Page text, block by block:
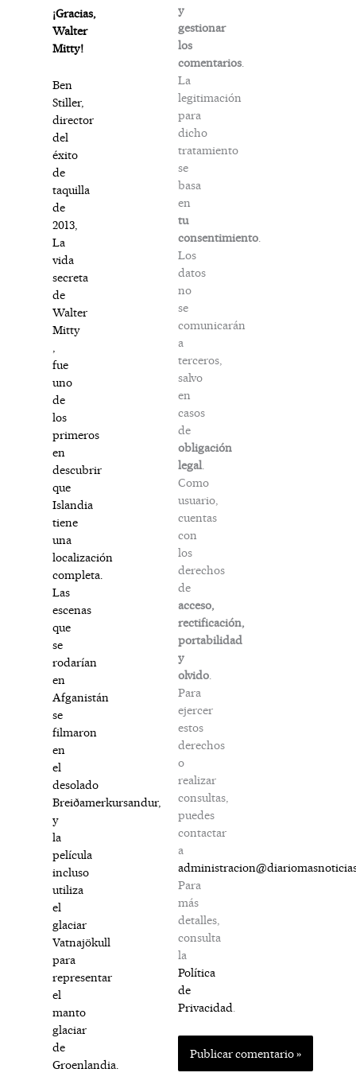
¡Gracias,
Walter
Mitty!
Ben
Stiller,
director
del
éxito
de
taquilla
de
2013,
La
vida
secreta
de
Walter
Mitty
fue
uno
de
los
primeros
en
descubrir
que
Islandia
tiene
una
localización
completa.
Las
escenas
que
se
rodarían
en
Afganistán
se
filmaron
en
el
desolado
Breiðamerkursandur,
y
la
película
incluso
utiliza
el
glaciar
Vatnajökull
para
representar
el
manto
glaciar
de
Groenlandia.
y
gestionar
los
comentarios.
La
legitimación
para
dicho
tratamiento
se
basa
en
tu
consentimiento.
Los
datos
no
se
comunicarán
a
terceros,
salvo
en
casos
de
obligación
legal.
Como
usuario,
cuentas
con
los
derechos
de
acceso,
rectificación,
portabilidad
y
olvido.
Para
ejercer
estos
derechos
o
realizar
consultas,
puedes
contactar
a
Para
más
detalles,
consulta
la
Política
de
Privacidad